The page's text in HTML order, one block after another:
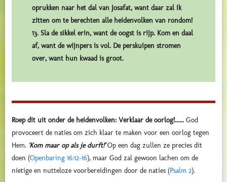
oprukken naar het dal van Josafat, want daar zal Ik
zitten om te berechten alle heidenvolken van rondom!
13. Sla de sikkel erin, want de oogst is rijp. Kom en daal
af, want de wijnpers is vol. De perskuipen stromen
over, want hun kwaad is groot.
Roep dit uit onder de heidenvolken: Verklaar de oorlog!...... God
provoceert de naties om zich klaar te maken voor een oorlog tegen
Hem. 'Kom maar op als je durft!'Op een dag zullen ze precies dit
doen (Openbaring 16:12-16), maar God zal gewoon lachen om de
nietige en nutteloze voorbereidingen door de naties (Psalm 2).